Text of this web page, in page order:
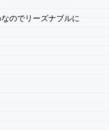
のでリーズナブルに